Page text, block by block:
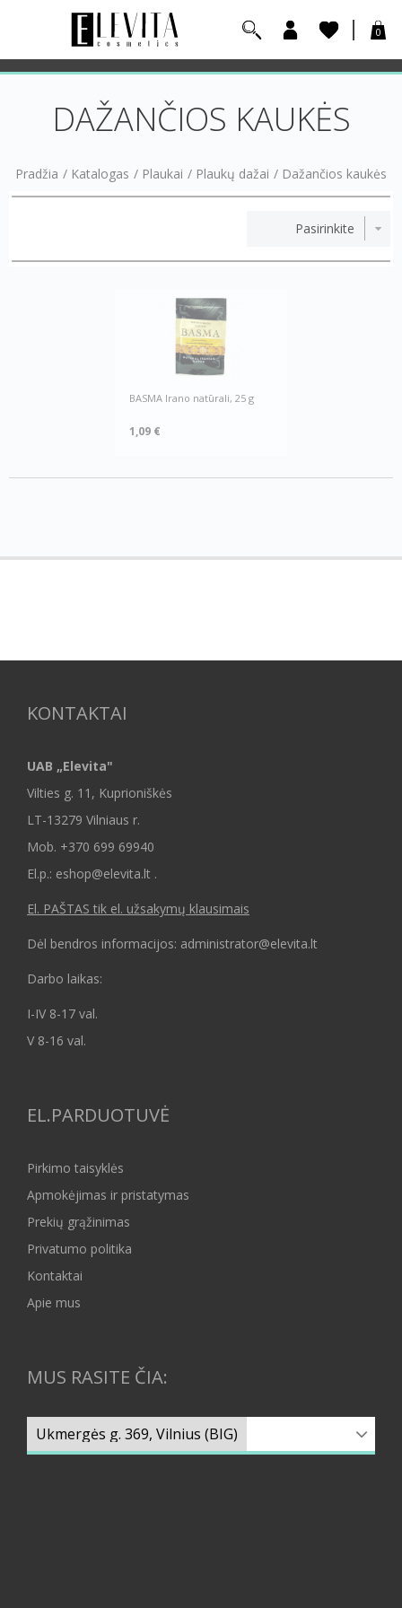
0
DAŽANČIOS KAUKĖS
Pradžia / Katalogas / Plaukai / Plaukų dažai / Dažančios kaukės
BASMA Irano natūrali, 25 g
1,09 €
KONTAKTAI
UAB „Elevita"
Vilties g. 11, Kuprioniškės
LT-13279 Vilniaus r.
Mob. +370 699 69940
El.p.: eshop@elevita.lt .
El. PAŠTAS tik el. užsakymų klausimais
Dėl bendros informacijos: administrator@elevita.lt
Darbo laikas:
I-IV 8-17 val.
V 8-16 val.
EL.PARDUOTUVĖ
Pirkimo taisyklės
Apmokėjimas ir pristatymas
Prekių grąžinimas
Privatumo politika
Kontaktai
Apie mus
MUS RASITE ČIA: